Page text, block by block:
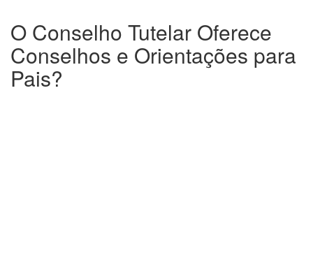
O Conselho Tutelar Oferece
Conselhos e Orientações para
Pais?